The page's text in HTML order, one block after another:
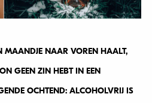
MAANDJE NAAR VOREN HAALT,
GEEN ZIN HEBT IN EEN
OCHTEND: ALCOHOLVRIJ IS